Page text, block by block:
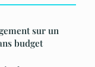
sur un
budget